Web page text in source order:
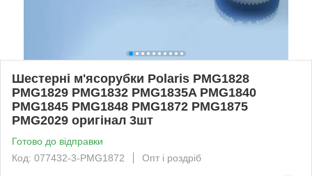
Шестерні м'ясорубки Polaris PMG1828
PMG1829 PMG1832 PMG1835A PMG1840
PMG1845 PMG1848 PMG1872 PMG1875
PMG2029 оригінал 3шт
Готово до відправки
Код: 077432-3-PMG1872
Опт і роздріб